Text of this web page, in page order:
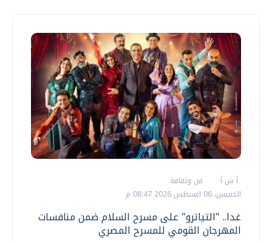
أ ش أ
فن وثقافة
الخميس، 06 اغسطس 2026 08:47 م
غدا.. "التياترو" على مسرح السلام ضمن منافسات
المهرجان القومي للمسرح المصري